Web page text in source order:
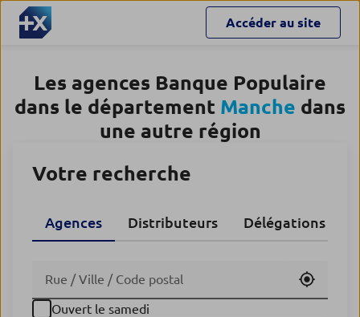
Accéder au site
Les agences Banque Populaire
dans le département Manche dans
une autre région
Votre recherche
Agences Distributeurs Délégations
Utiliser
Ouvert le samedi